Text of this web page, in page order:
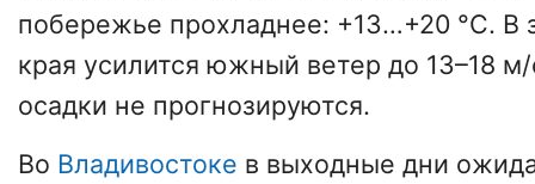
побережье прохладнее: +13…+20 °C. В
края усилится южный ветер до 13–18
осадки не прогнозируются.
Во Владивостоке в выходные дни